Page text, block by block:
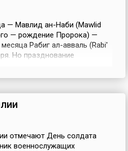
— Мавлид ан-Наби (Mawlid
— рождение Пророка) —
Рабиг ал-авваль (Rabi'
Но празднование
отмечают День солдата
военнослужащих